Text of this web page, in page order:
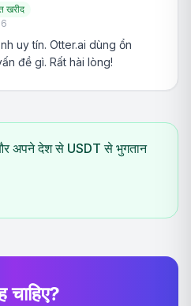
खरीद
uy tín. Otter.ai dùng ổn
đề gì. Rất hài lòng!
अपने देश से USDT से भुगतान
चाहिए?